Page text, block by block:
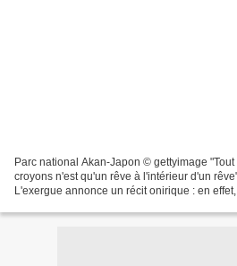
Parc national Akan-Japon © gettyimage
croyons n'est qu'un rêve à l'intérieur d'un
L'exergue annonce un récit onirique : en